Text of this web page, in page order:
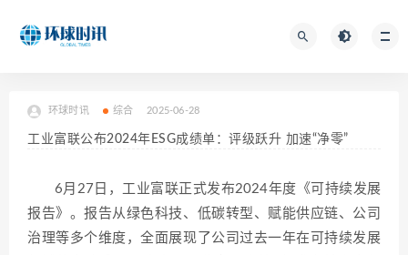
环球时讯 综合 2025-06-28
工业富联公布2024年ESG成绩单：评级跃升 加速“净零”
6月27日，工业富联正式发布2024年度《可持续发展
报告》。报告从绿色科技、低碳转型、赋能供应链、公司
治理等多个维度，全面展现了公司过去一年在可持续发展